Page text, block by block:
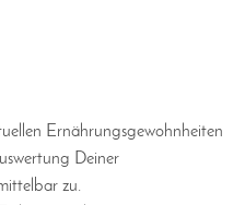
Ernährungsgewohnheiten
Deiner
zu.